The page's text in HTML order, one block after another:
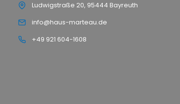
Ludwigstraße 20, 95444 Bayreuth
info@haus-marteau.de
+49 921 604-1608